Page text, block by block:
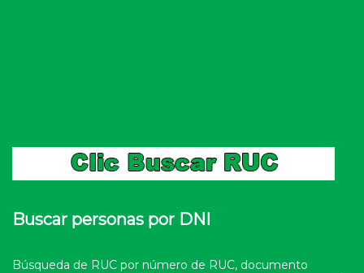
Buscar personas por DNI
Búsqueda de RUC por número de RUC, documento